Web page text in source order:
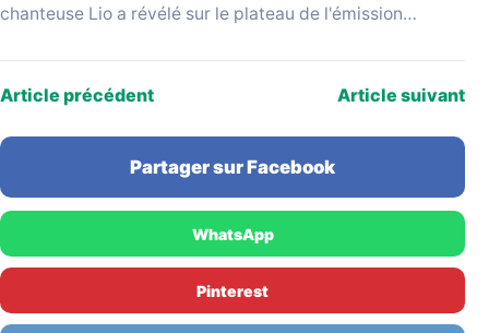
chanteuse Lio a révélé sur le plateau de l'émission
Article précédent Article suivant
Partager sur Facebook
WhatsApp
Pinterest